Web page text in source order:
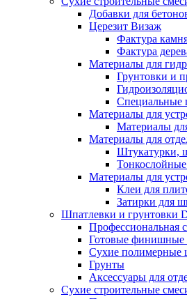
Добавки для
Церезит Визаж
Фактура
Фактура
Материалы для
Грунтовки и
Специальные
Материалы для
Материалы
Материалы для
Штукатурки,
Материалы для
Клеи для
Затирки для
Шпатлевки и грунтовки
Профессиональная
Готовые финишные
Сухие полимерные
Грунты
Аксессуары для
Сухие строительные